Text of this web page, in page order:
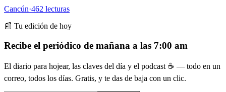
Cancún·462 lecturas
📰 Tu edición de hoy
Recibe el periódico de mañana a las 7:00 am
El diario para hojear, las claves del día y el podcast ☕ — todo en un
correo, todos los días. Gratis, y te das de baja con un clic.